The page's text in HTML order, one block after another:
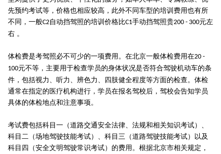
先预约考试等，价格也相应较高，此外不同车型的培训费用也有所
不同，一般C2自动挡驾照的培训价格比C1手动挡驾照贵200 - 300元左
右 。
体检费是考驾照必不可少的一项费用。在北京一般体检费用在20 -
100元不等，主要用于检查学员的身体状况是否符合驾驶机动车的条
件，包括视力、听力、辨色力、四肢健全程度等方面的检查。体检
通常在指定的医疗机构进行，学员在报名驾校后，驾校会告知学员
具体的体检地点和注意事项。
考试费包括科目一（道路交通安全法律、法规和相关知识考试）、
科目二（场地驾驶技能考试）、科目三（道路驾驶技能考试）以及
科目四（安全文明驾驶常识考试）的费用。根据北京市相关规定，